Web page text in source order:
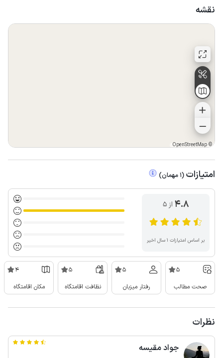
نقشه
©
OpenStreetMap
امتیازات (
1 مهمان)
4.8 از ۵
بر اساس امتیازات ۱ سال اخیر
5
صحت مطالب
5
رفتار میزبان
5
نظافت اقامتگاه
4
مکان اقامتگاه
نظرات
جواد مقیسه